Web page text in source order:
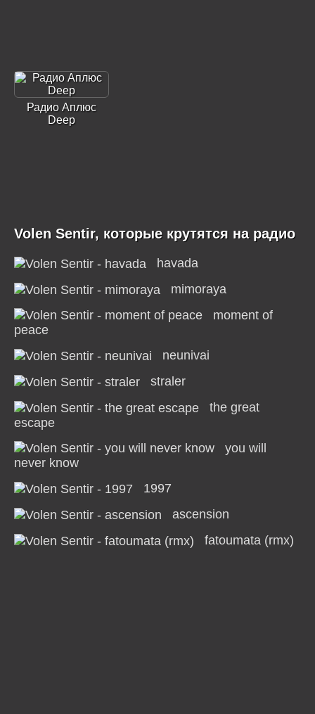
Радио Аплюс
Deep
Volen Sentir, которые крутятся на радио
havada
mimoraya
moment of
peace
neunivai
straler
the great
escape
you will
never know
1997
ascension
fatoumata (rmx)